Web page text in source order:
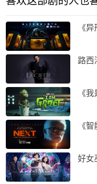
《
路西
《
《
好女